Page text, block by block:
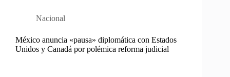
Nacional
México anuncia «pausa» diplomática con Estados
Unidos y Canadá por polémica reforma judicial